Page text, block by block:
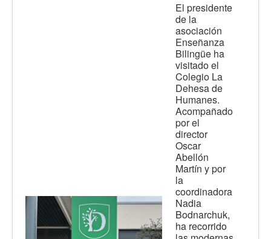
El presidente
de la
asociación
Enseñanza
Bilingüe ha
visitado el
Colegio La
Dehesa de
Humanes.
Acompañado
por el
director
Oscar
Abellón
Martín y por
la
coordinadora
Nadia
Bodnarchuk,
ha recorrido